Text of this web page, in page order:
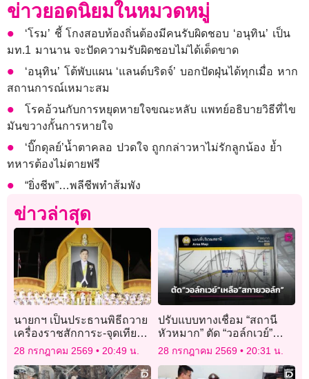
ข่าวยอดนิยมในหมวดหมู่
‘โรม’ ชี้ โกงสอบท้องถิ่นต้องมีคนรับผิดชอบ ‘อนุทิน’ เป็น
มท.1 มานาน จะปัดความรับผิดชอบไม่ได้เด็ดขาด
‘อนุทิน’ โต้พับแผน ‘แลนด์บริดจ์’ บอกปัดฝุ่นได้ทุกเมื่อ หาก
สถานการณ์เหมาะสม
โรคอ้วนกับการหยุดหายใจขณะหลับ แพทย์อธิบายวิธีที่ไข
มันขวางกั้นการหายใจ
‘บิ๊กดุลย์’น้ำตาคลอ ปวดใจ ถูกกล่าวหาไม่รักลูกน้อง ย้ำ
ทหารต้องไม่ตายฟรี
“ยิ่งชีพ”…พลีชีพทำส้มพัง
ข่าวล่าสุด
นายกฯ เป็นประธานพิธีถวาย
เครื่องราชสักการะ-จุดเทียน
ถวายพระพรชัยมงคลเฉลิม
พระชนมพรรษาพระบาท
สมเด็จพระเจ้าอยู่หัว
28 กรกฎาคม 2569 20:49 น.
ปรับแบบทางเชื่อม “สถานี
หัวหมาก” ตัด “วอล์กเวย์”
เหลือแค่ “สกายวอล์ก”
28 กรกฎาคม 2569 20:31 น.